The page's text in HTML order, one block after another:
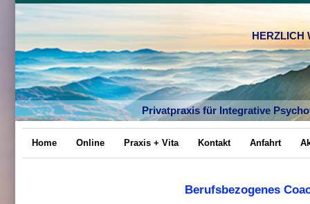
HERZLICH
Privatpraxis für Integrative
Home Online Praxis + Vita Kontakt Anfahrt
Berufsbezogenes